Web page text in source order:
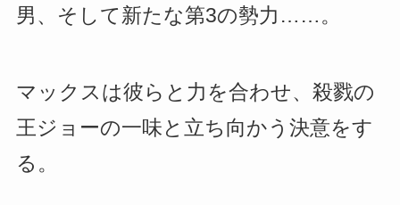
男、そして新たな第3の勢力……。
マックスは彼らと力を合わせ、殺戮の
王ジョーの一味と立ち向かう決意をす
る。